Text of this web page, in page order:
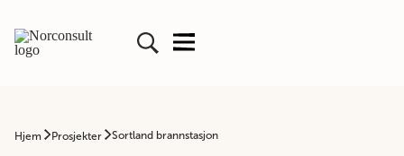
Hjem Prosjekter Sortland brannstasjon